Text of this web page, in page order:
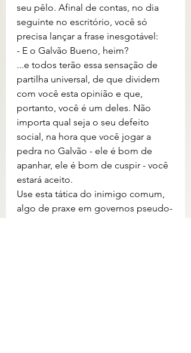
seu pêlo. Afinal de contas, no dia
seguinte no escritório, você só
precisa lançar a frase inesgotável:
- E o Galvão Bueno, heim?
...e todos terão essa sensação de
partilha universal, de que dividem
com você esta opinião e que,
portanto, você é um deles. Não
importa qual seja o seu defeito
social, na hora que você jogar a
pedra no Galvão - ele é bom de
apanhar, ele é bom de cuspir - você
estará aceito.
Use esta tática do inimigo comum,
algo de praxe em governos pseudo-